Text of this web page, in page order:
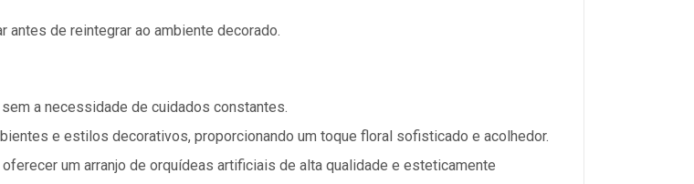
antes de reintegrar ao ambiente decorado.
a necessidade de cuidados constantes.
e estilos decorativos, proporcionando um toque floral sofisticado e acolhedor.
um arranjo de orquídeas artificiais de alta qualidade e esteticamente